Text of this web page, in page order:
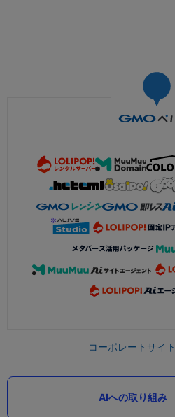
コーポレートサイト
AIへの取り組み